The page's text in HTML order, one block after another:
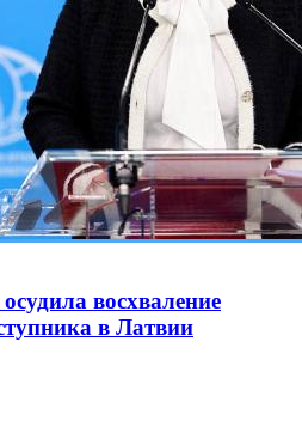
восхваление
в Латвии